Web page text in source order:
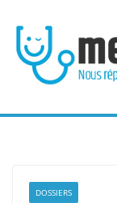
contenu
DOSSIERS